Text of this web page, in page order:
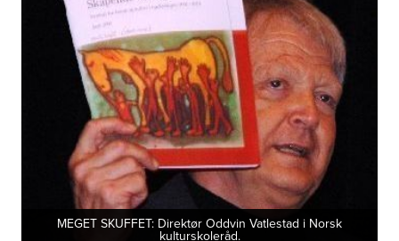
MEGET SKUFFET: Direktør Oddvin Vatlestad i Norsk
kulturskoleråd.